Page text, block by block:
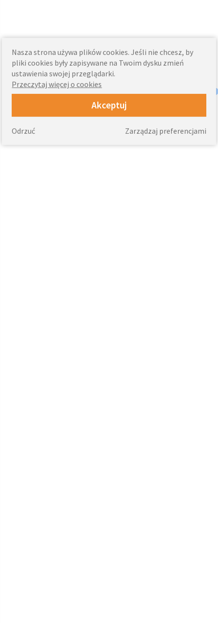
Nasza strona używa plików cookies. Jeśli nie chcesz, by
pliki cookies były zapisywane na Twoim dysku zmień
ustawienia swojej przeglądarki.
Przeczytaj więcej o cookies
Akceptuj
Zarządzaj preferencjami
Odrzuć